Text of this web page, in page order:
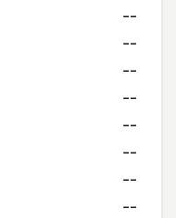
--
--
--
--
--
--
--
--